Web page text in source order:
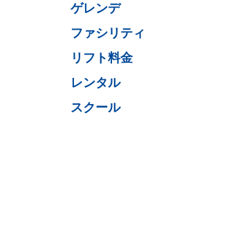
ゲレンデ
ファシリティ
リフト料金
レンタル
スクール